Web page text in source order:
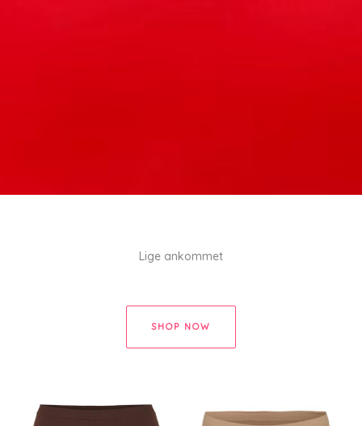
Lige ankommet
SHOP NOW